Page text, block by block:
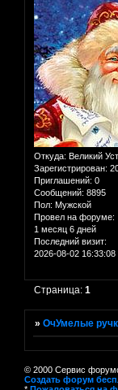
Откуда: Великий
Зарегистрирован:
Приглашений: 0
Сообщений: 8895
Пол: Мужской
Провел на форуме:
1 месяц 6 дней
Последний визит:
2026-08-02 16:33:08
Страница:1
»ОчУмелые
© 2000 Сервис
Создать форум